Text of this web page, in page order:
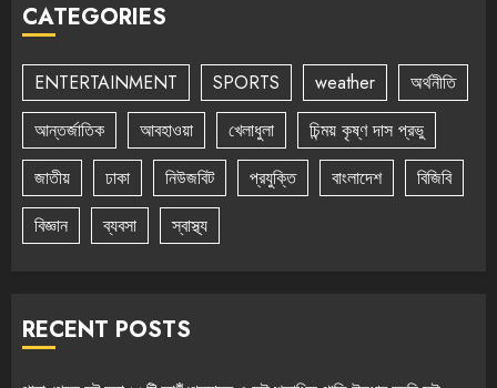
CATEGORIES
ENTERTAINMENT SPORTS weather
অর্থনীতি
আন্তর্জাতিক
আবহাওয়া খেলাধুলা
চিন্ময় কৃষ্ণ দাস প্রভু
জাতীয়
ঢাকা নিউজবিট প্রযুক্তি বাংলাদেশ
বিজিবি
বিজ্ঞান
ব্যবসা স্বাস্থ্য
RECENT POSTS